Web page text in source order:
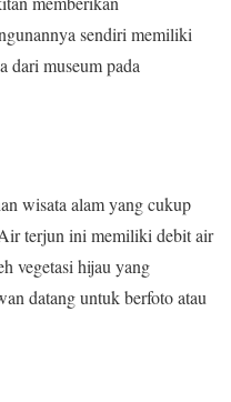
sendiri memiliki
dari museum pada
wisata alam yang cukup
terjun ini memiliki debit air
vegetasi hijau yang
datang untuk berfoto atau